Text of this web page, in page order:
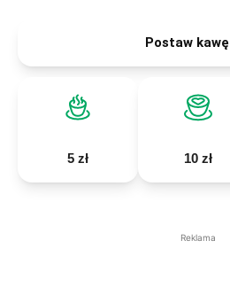
Postaw
5 zł 10 zł
Reklama